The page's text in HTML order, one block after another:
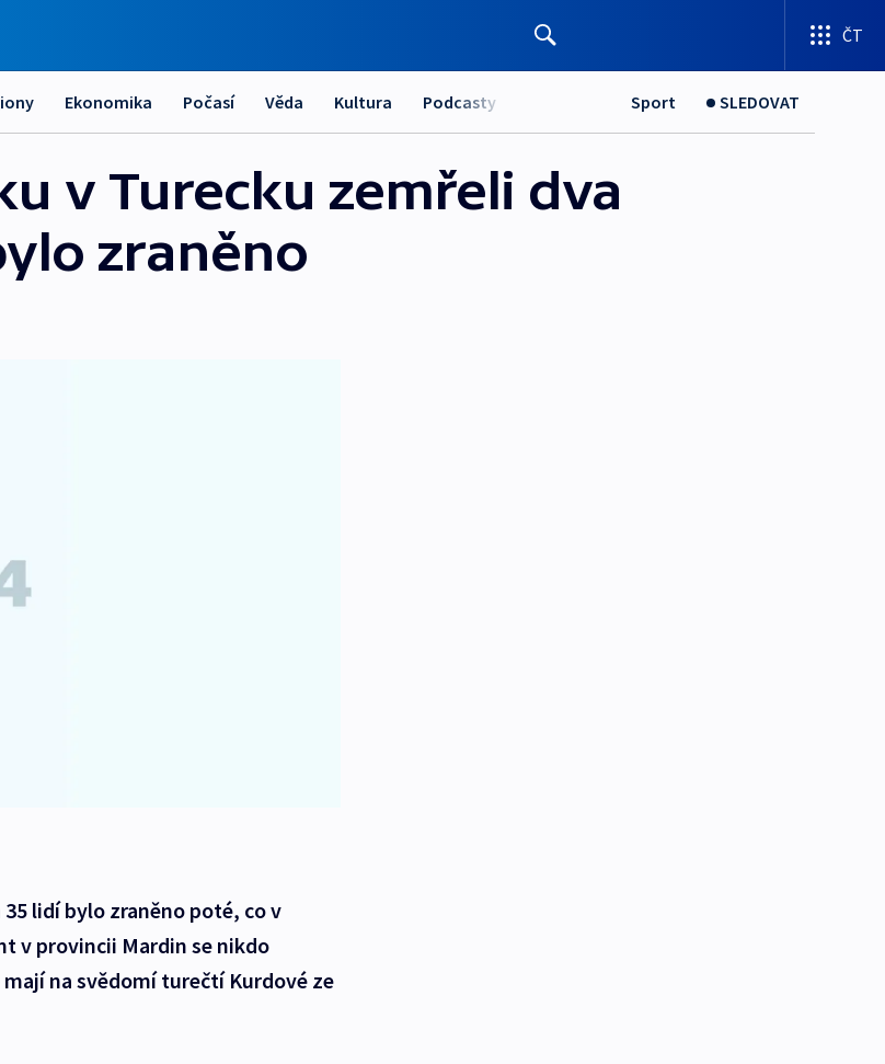
ČT
Ekonomika Počasí Věda Kultura Podcasty Sport SLEDOVAT
v Turecku zemřeli dva
zraněno
lidí bylo zraněno poté, co v
v provincii Mardin se nikdo
na svědomí turečtí Kurdové ze